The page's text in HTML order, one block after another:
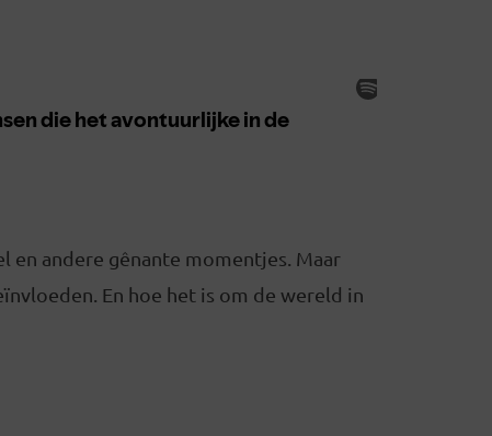
en andere gênante momentjes. Maar
En hoe het is om de wereld in